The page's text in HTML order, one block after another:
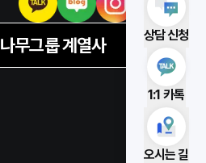
나무그룹 계열사 상담 신청
1:1 카톡
오시는 길